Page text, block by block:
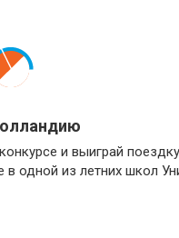
и выиграй
в одной из летних школ